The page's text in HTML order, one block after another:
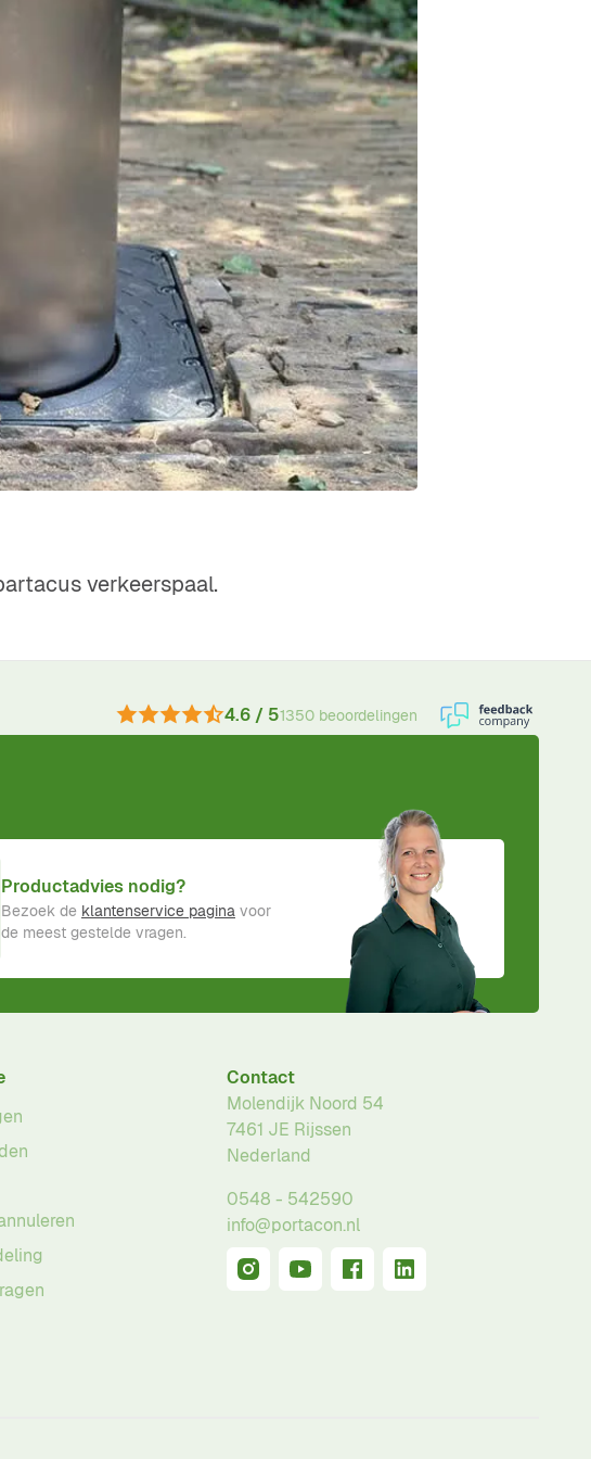
verkeerspaal.
4.6 / 51350 beoordelingen
Productadvies nodig?
Bezoek de klantenservice pagina voor
de meest gestelde vragen.
Contact
Molendijk Noord 54
7461 JE Rijssen
Nederland
0548 - 542590
info@portacon.nl